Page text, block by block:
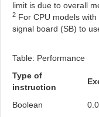
limit is due to overall
2 For CPU models
signal board (SB) to
Table: Performance
Type of
instruction
Boolean